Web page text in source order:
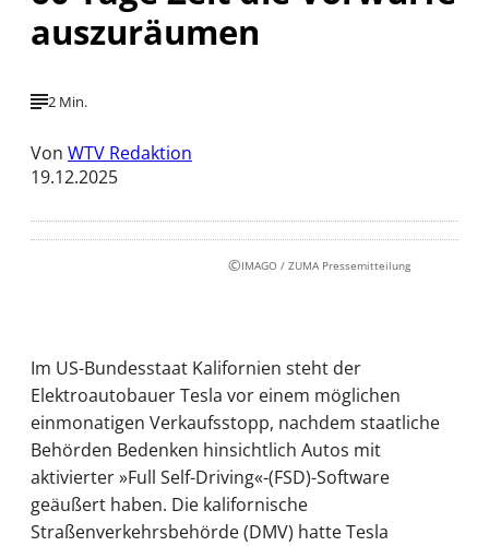
auszuräumen
2 Min.
Von WTV Redaktion
19.12.2025
©IMAGO / ZUMA Pressemitteilung
Im US-Bundesstaat Kalifornien steht der
Elektroautobauer Tesla vor einem möglichen
einmonatigen Verkaufsstopp, nachdem staatliche
Behörden Bedenken hinsichtlich Autos mit
aktivierter »Full Self-Driving«-(FSD)-Software
geäußert haben. Die kalifornische
Straßenverkehrsbehörde (DMV) hatte Tesla